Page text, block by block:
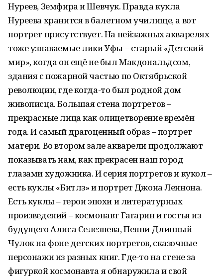
Нуреев, Земфира и Шевчук. Правда кукла
Нуреева хранится в балетном училище, а вот
портрет присутствует. На пейзажных акварелях
тоже узнаваемые лики Уфы – старый «Детский
мир», когда он ещё не был Макдональдсом,
здания с пожарной частью по Октябрьской
революции, где когда-то был родной дом
живописца. Большая стена портретов –
прекрасные лица как олицетворение времён
года. И самый драгоценный образ – портрет
матери. Во втором зале акварели продолжают
показывать нам, как прекрасен наш город
глазами художника. И серия портретов и кукол –
есть куклы «Битлз» и портрет Джона Леннона.
Есть куклы – герои эпохи и литературных
произведений – космонавт Гагарин и гостья из
будущего Алиса Селезнева, Пеппи Длинный
Чулок на фоне детских портретов, сказочные
персонажи из разных книг. Где-то на стене за
фигуркой космонавта я обнаружила и свой